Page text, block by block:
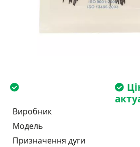
Виробник
Модель
Призначення дуги